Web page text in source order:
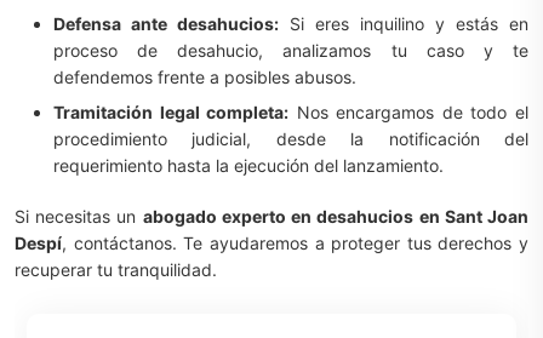
Defensa ante desahucios: Si eres inquilino y estás en
proceso de desahucio, analizamos tu caso y te
defendemos frente a posibles abusos.
Tramitación legal completa: Nos encargamos de todo el
procedimiento judicial, desde la notificación del
requerimiento hasta la ejecución del lanzamiento.
Si necesitas un abogado experto en desahucios en Sant Joan
Despí, contáctanos. Te ayudaremos a proteger tus derechos y
recuperar tu tranquilidad.